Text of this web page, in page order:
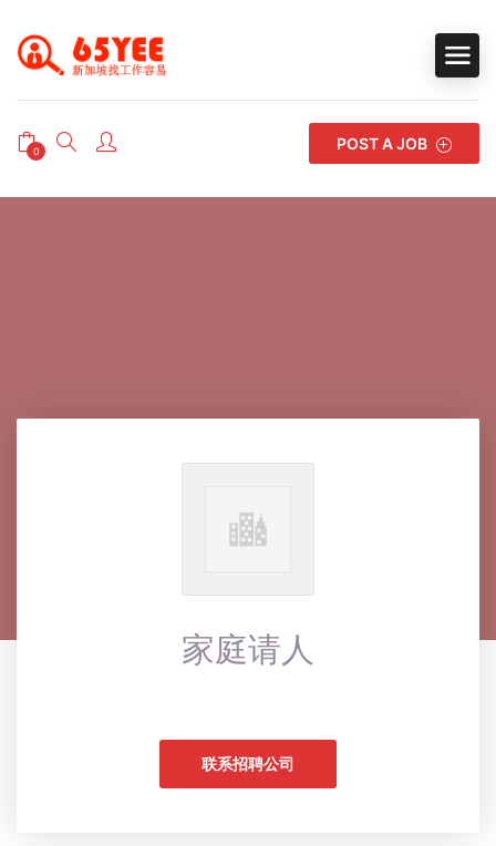
0 POST A JOB
家庭请人
联系招聘公司